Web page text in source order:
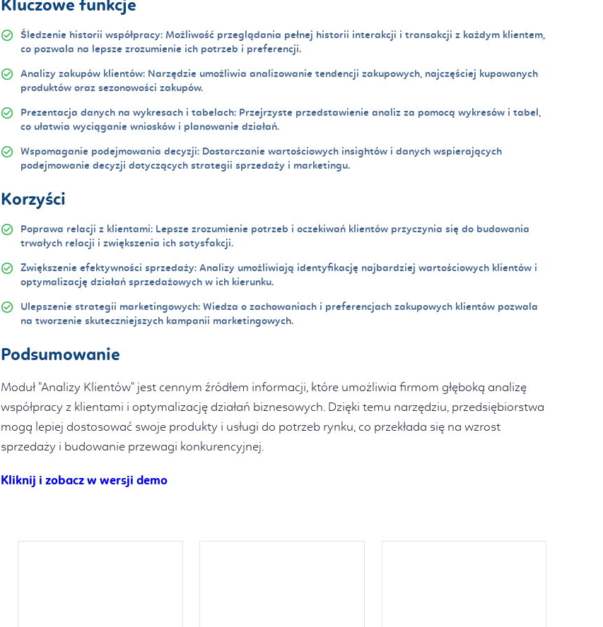
Kluczowe funkcje
Śledzenie historii współpracy: Możliwość przeglądania pełnej historii interakcji i transakcji z każdym klientem,
co pozwala na lepsze zrozumienie ich potrzeb i preferencji.
Analizy zakupów klientów: Narzędzie umożliwia analizowanie tendencji zakupowych, najczęściej kupowanych
produktów oraz sezonowości zakupów.
Prezentacja danych na wykresach i tabelach: Przejrzyste przedstawienie analiz za pomocą wykresów i tabel,
co ułatwia wyciąganie wniosków i planowanie działań.
Wspomaganie podejmowania decyzji: Dostarczanie wartościowych insightów i danych wspierających
podejmowanie decyzji dotyczących strategii sprzedaży i marketingu.
Korzyści
Poprawa relacji z klientami: Lepsze zrozumienie potrzeb i oczekiwań klientów przyczynia się do budowania
trwałych relacji i zwiększenia ich satysfakcji.
Zwiększenie efektywności sprzedaży: Analizy umożliwiają identyfikację najbardziej wartościowych klientów i
optymalizację działań sprzedażowych w ich kierunku.
Ulepszenie strategii marketingowych: Wiedza o zachowaniach i preferencjach zakupowych klientów pozwala
na tworzenie skuteczniejszych kampanii marketingowych.
Podsumowanie
Moduł "Analizy Klientów" jest cennym źródłem informacji, które umożliwia firmom głęboką analizę
współpracy z klientami i optymalizację działań biznesowych. Dzięki temu narzędziu, przedsiębiorstwa
mogą lepiej dostosować swoje produkty i usługi do potrzeb rynku, co przekłada się na wzrost
sprzedaży i budowanie przewagi konkurencyjnej.
Kliknij i zobacz w wersji demo